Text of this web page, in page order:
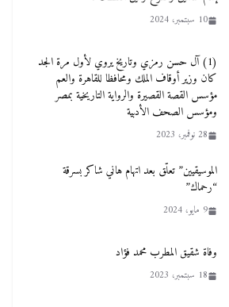
10 سبتمبر، 2024
(1) آل حسن رمزي وتاريخ يروي لأول مرة الجد
كان وزير أوقاف الملك ومحافظا للقاهرة والعم
مؤسس القصة القصيرة والرواية التاريخية بمصر
ومؤسس الصحف الأدبية
28 نوفمبر، 2023
الموسيقيين” تعلّق بعد اتهام هاني شاكر بسرقة
“رحماك”
9 مايو، 2024
وفاة شقيق المطرب محمد فؤاد
18 سبتمبر، 2023